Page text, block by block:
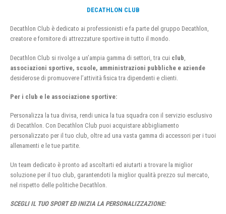
DECATHLON CLUB
Decathlon Club è dedicato ai professionisti e fa parte del gruppo Decathlon,
creatore e fornitore di attrezzature sportive in tutto il mondo.
Decathlon Club si rivolge a un’ampia gamma di settori, tra cui club
associazioni sportive, scuole, amministrazioni pubbliche e aziende
desiderose di promuovere l’attività fisica tra dipendenti e clienti.
Per i club e le associazione sportive:
Personalizza la tua divisa, rendi unica la tua squadra con il servizio esclusivo
di Decathlon. Con Decathlon Club puoi acquistare abbigliamento
personalizzato per il tuo club, oltre ad una vasta gamma di accessori per i tuoi
allenamenti e le tue partite.
Un team dedicato è pronto ad ascoltarti ed aiutarti a trovare la miglior
soluzione per il tuo club, garantendoti la miglior qualità prezzo sul mercato,
nel rispetto delle politiche Decathlon.
SCEGLI IL TUO SPORT ED INIZIA LA PERSONALIZZAZIONE: